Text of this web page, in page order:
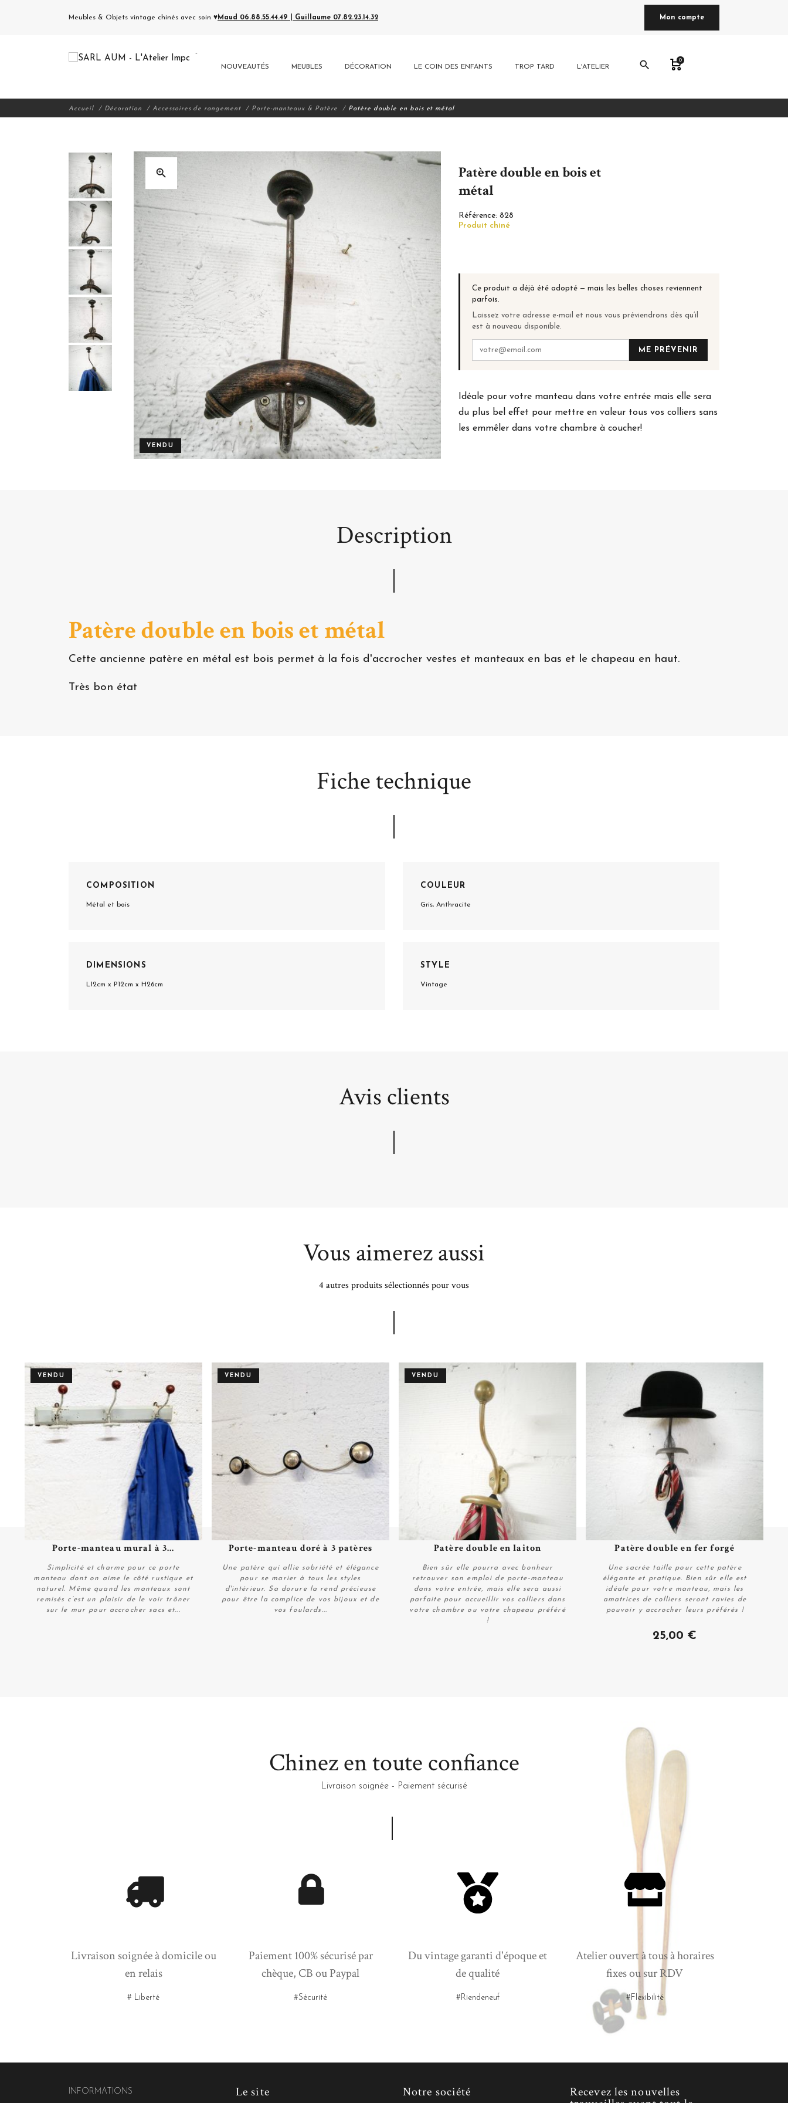
Meubles & Objets vintage chinés avec soin ♥Maud 06.88.55.44.49 | Guillaume 07.82.23.14.32 Mon compte
NOUVEAUTÉS MEUBLES DÉCORATION LE COIN DES ENFANTS TROP TARD L'ATELIER search 0
Accueil Décoration Accessoires de rangement Porte-manteaux & Patère Patère double en bois et métal
VENDU
zoom_in
Patère double en bois et
métal
Référence: 828
Produit chiné
Ce produit a déjà été adopté — mais les belles choses reviennent
parfois.
Laissez votre adresse e-mail et nous vous préviendrons dès qu’il
est à nouveau disponible.
ME PRÉVENIR
Idéale pour votre manteau dans votre entrée mais elle sera
du plus bel effet pour mettre en valeur tous vos colliers sans
les emmêler dans votre chambre à coucher!
Description
Patère double en bois et métal
Cette ancienne patère en métal est bois permet à la fois d'accrocher vestes et manteaux en bas et le chapeau en haut.
Très bon état
Fiche technique
COMPOSITION
Métal et bois
COULEUR
Gris, Anthracite
DIMENSIONS
L12cm x P12cm x H26cm
STYLE
Vintage
Avis clients
Vous aimerez aussi
4 autres produits sélectionnés pour vous
Plus de détails
VENDU
Porte-manteau mural à 3...
Simplicité et charme pour ce porte
manteau dont on aime le côté rustique et
naturel. Même quand les manteaux sont
remisés c’est un plaisir de le voir trôner
sur le mur pour accrocher sacs et...
Plus de détails
VENDU
Porte-manteau doré à 3 patères
Une patère qui allie sobriété et élégance
pour se marier à tous les styles
d'intérieur. Sa dorure la rend précieuse
pour être la complice de vos bijoux et de
vos foulards...
Plus de détails
Plus de détails
VENDU
Patère double en laiton
Bien sûr elle pourra avec bonheur
retrouver son emploi de porte-manteau
dans votre entrée, mais elle sera aussi
parfaite pour accueillir vos colliers dans
votre chambre ou votre chapeau préféré
!
Plus de détails
Patère double en fer forgé
Une sacrée taille pour cette patère
élégante et pratique. Bien sûr elle est
idéale pour votre manteau, mais les
amatrices de colliers seront ravies de
pouvoir y accrocher leurs préférés !
25,00 €
Chinez en toute confiance
Livraison soignée - Paiement sécurisé
Livraison soignée à domicile ou
en relais
# Liberté
Paiement 100% sécurisé par
chèque, CB ou Paypal
#Sécurité
Du vintage garanti d'époque et
de qualité
#Riendeneuf
Atelier ouvert à tous à horaires
fixes ou sur RDV
#Flexibilité
INFORMATIONS Le site Notre société Recevez les nouvelles